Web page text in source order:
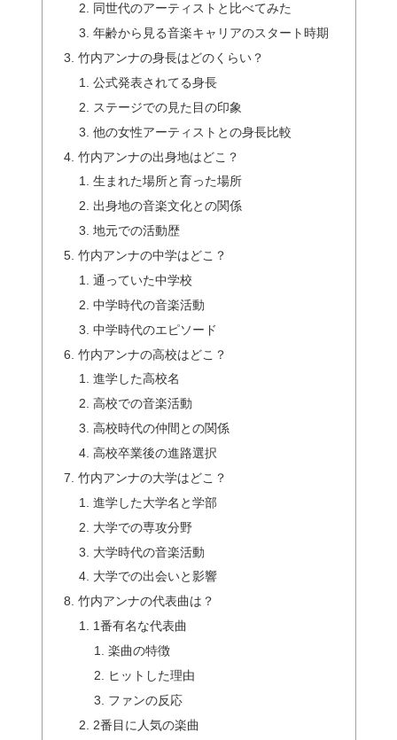
同世代のアーティストと比べてみた
年齢から見る音楽キャリアのスタート時期
竹内アンナの身長はどのくらい？
公式発表されてる身長
ステージでの見た目の印象
他の女性アーティストとの身長比較
竹内アンナの出身地はどこ？
生まれた場所と育った場所
出身地の音楽文化との関係
地元での活動歴
竹内アンナの中学はどこ？
通っていた中学校
中学時代の音楽活動
中学時代のエピソード
竹内アンナの高校はどこ？
進学した高校名
高校での音楽活動
高校時代の仲間との関係
高校卒業後の進路選択
竹内アンナの大学はどこ？
進学した大学名と学部
大学での専攻分野
大学時代の音楽活動
大学での出会いと影響
竹内アンナの代表曲は？
1番有名な代表曲
楽曲の特徴
ヒットした理由
ファンの反応
2番目に人気の楽曲